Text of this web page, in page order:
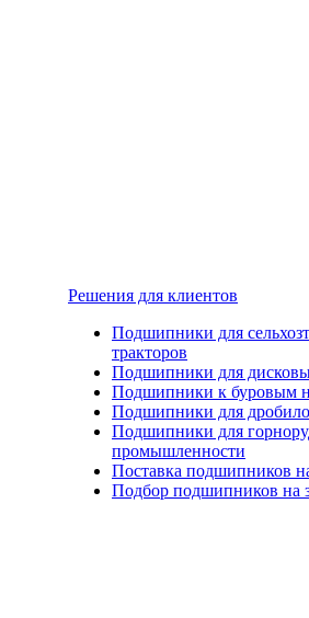
Решения для клиентов
Подшипники для
тракторов
Подшипники для
Подшипники к буровым
Подшипники для
Подшипники для
промышленности
Поставка подшипников
Подбор подшипников на